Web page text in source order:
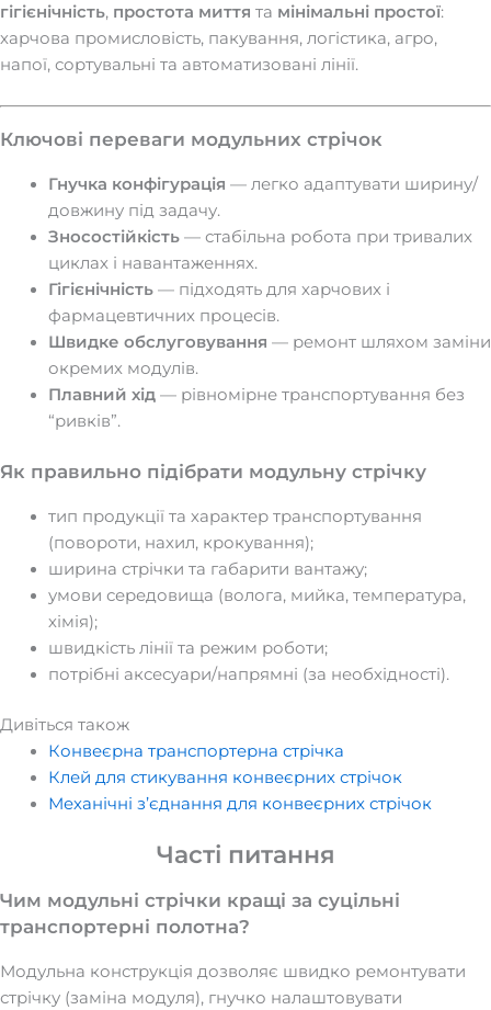
гігієнічність, простота миття та мінімальні простої:
харчова промисловість, пакування, логістика, агро,
напої, сортувальні та автоматизовані лінії.
Ключові переваги модульних стрічок
Гнучка конфігурація — легко адаптувати ширину/
довжину під задачу.
Зносостійкість— стабільна робота при тривалих
циклах і навантаженнях.
Гігієнічність— підходять для харчових і
фармацевтичних процесів.
Швидке обслуговування — ремонт шляхом заміни
окремих модулів.
Плавний хід— рівномірне транспортування без
“ривків”.
Як правильно підібрати модульну стрічку
тип продукції та характер транспортування
(повороти, нахил, крокування);
ширина стрічки та габарити вантажу;
умови середовища (волога, мийка, температура,
хімія);
швидкість лінії та режим роботи;
потрібні аксесуари/напрямні (за необхідності).
Дивіться також
Конвеєрна транспортерна стрічка
Клей для стикування конвеєрних стрічок
Механічні з’єднання для конвеєрних стрічок
Часті питання
Чим модульні стрічки кращі за суцільні
транспортерні полотна?
Модульна конструкція дозволяє швидко ремонтувати
стрічку (заміна модуля), гнучко налаштовувати